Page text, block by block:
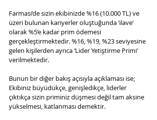
Farmasi’de sizin ekibinizde %16 (10.000 TL) ve
üzeri bulunan kariyerler oluştuğunda ‘ilave’
olarak %5’e kadar prim ödemesi
gerçekleştirmektedir. %16, %19, %23 seviyesine
gelen kişilerden ayrıca ‘Lider Yetiştirme Primi’
verilmektedir.
Bunun bir diğer bakış açısıyla açıklaması ise;
Ekibiniz büyüdükçe, genişledikçe, liderler
çıktıkça sizin priminiz düşmesi değil tam aksine
yükselmesi, katlanması demektir.